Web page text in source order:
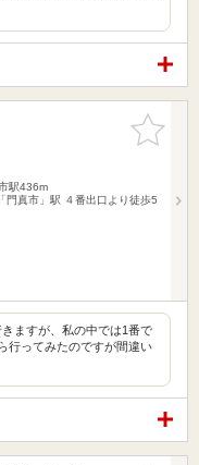
お気に入
りに追加
駅436m
門真市」駅 ４番出口より徒歩5
ますが、私の中では1番で
行ってみたのですが間違い